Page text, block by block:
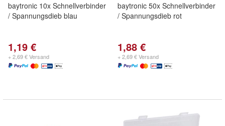
baytronic 10x Schnellverbinder
/ Spannungsdieb blau
1,19 €
+ 2,69 € Versand
baytronic 50x Schnellverbinder
/ Spannungsdieb rot
1,88 €
+ 2,69 € Versand